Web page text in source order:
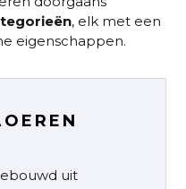
, elk met een
eigenschappen.
uit